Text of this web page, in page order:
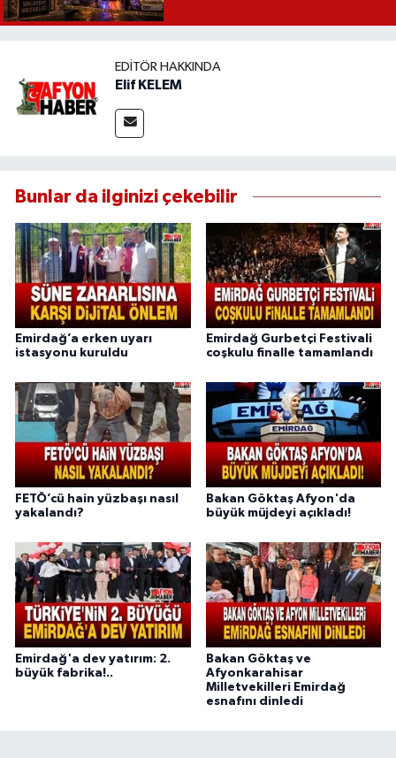
EDITÖR HAKKINDA
Elif KELEM
Bunlar da ilginizi çekebilir
Emirdağ’a erken uyarı
istasyonu kuruldu
Emirdağ Gurbetçi Festivali
coşkulu finalle tamamlandı
FETÖ’cü hain yüzbaşı nasıl
yakalandı?
Bakan Göktaş Afyon'da
büyük müjdeyi açıkladı!
Emirdağ'a dev yatırım: 2.
büyük fabrika!..
Bakan Göktaş ve
Afyonkarahisar
Milletvekilleri Emirdağ
esnafını dinledi